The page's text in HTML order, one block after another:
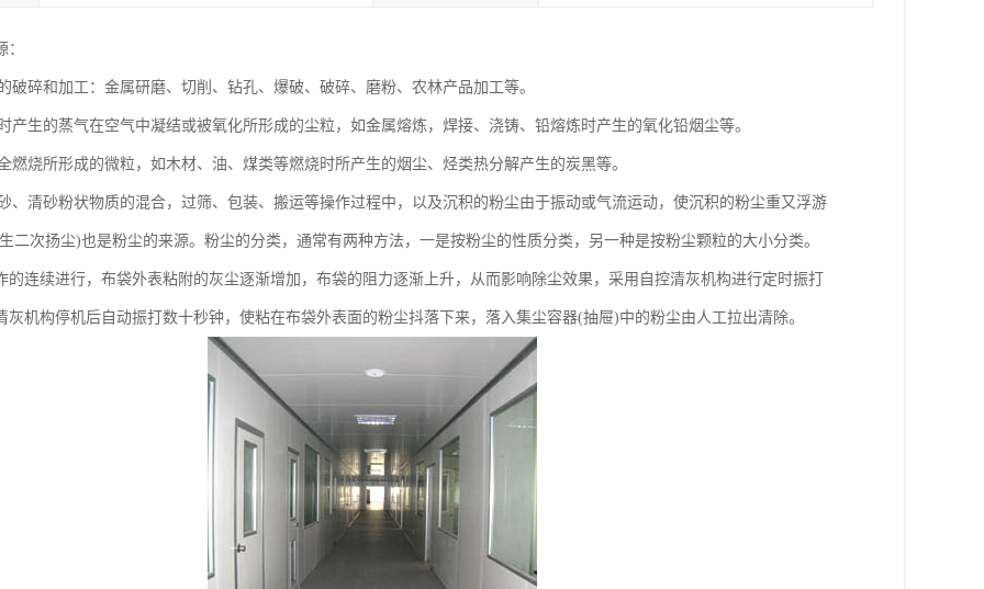
破碎和加工：金属研磨、切削、钻孔、爆破、破碎、磨粉、农林产品加工等。
产生的蒸气在空气中凝结或被氧化所形成的尘粒，如金属熔炼，焊接、浇铸、铅熔炼时产生的氧化铅烟尘等。
燃烧所形成的微粒，如木材、油、煤类等燃烧时所产生的烟尘、烃类热分解产生的炭黑等。
、清砂粉状物质的混合，过筛、包装、搬运等操作过程中，以及沉积的粉尘由于振动或气流运动，使沉积的粉尘重又浮游
二次扬尘)也是粉尘的来源。粉尘的分类，通常有两种方法，一是按粉尘的性质分类，另一种是按粉尘颗粒的大小分类。
的连续进行，布袋外表粘附的灰尘逐渐增加，布袋的阻力逐渐上升，从而影响除尘效果，采用自控清灰机构进行定时振打
灰机构停机后自动振打数十秒钟，使粘在布袋外表面的粉尘抖落下来，落入集尘容器(抽屉)中的粉尘由人工拉出清除。